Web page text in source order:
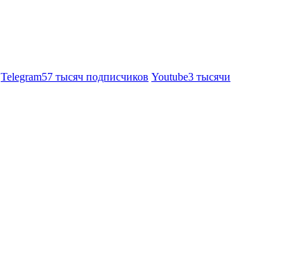
Telegram57 тысяч подписчиков Youtube3 тысячи